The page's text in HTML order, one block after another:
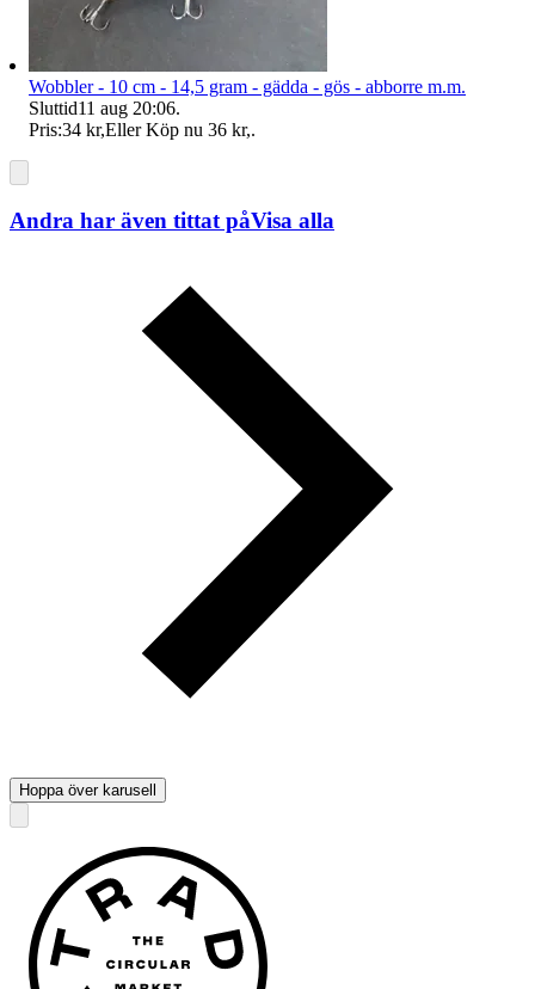
Wobbler - 10 cm - 14,5 gram - gädda - gös - abborre m.m.
Sluttid11 aug 20:06.
Pris:34 kr,Eller Köp nu 36 kr,.
Andra har även tittat påVisa alla
Hoppa över karusell